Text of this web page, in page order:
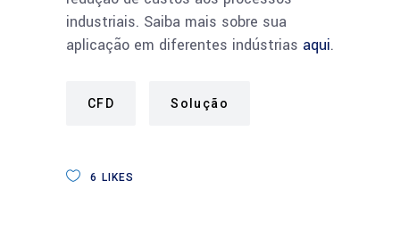
industriais. Saiba mais sobre sua
aplicação em diferentes indústrias aqui.
CFD Solução
6 LIKES